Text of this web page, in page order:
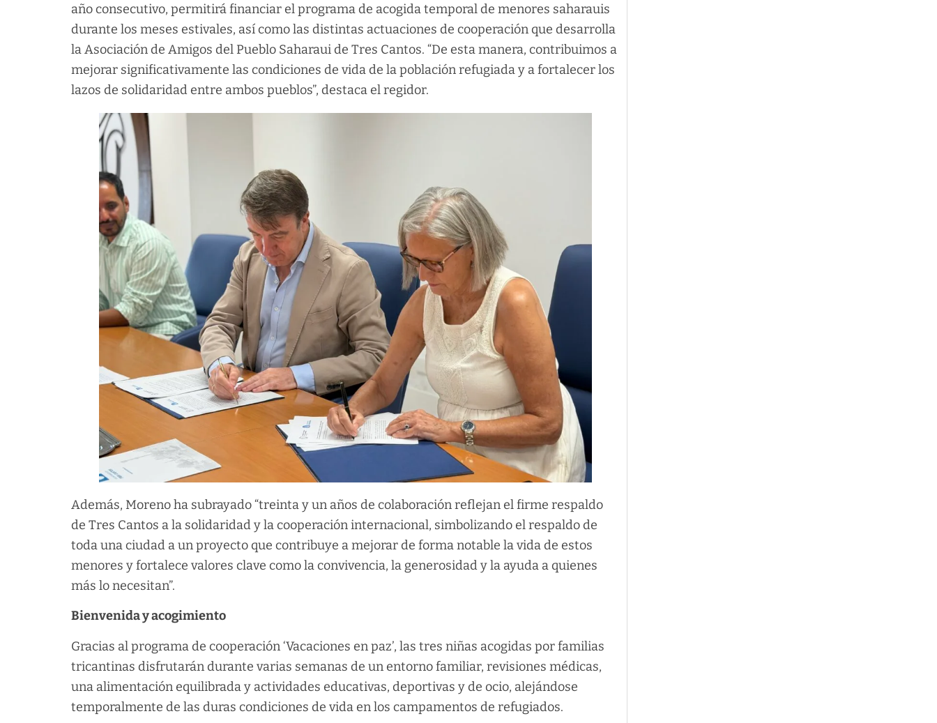
año consecutivo, permitirá financiar el programa de acogida temporal de menores saharauis
durante los meses estivales, así como las distintas actuaciones de cooperación que desarrolla
la Asociación de Amigos del Pueblo Saharaui de Tres Cantos. “De esta manera, contribuimos a
mejorar significativamente las condiciones de vida de la población refugiada y a fortalecer los
lazos de solidaridad entre ambos pueblos”, destaca el regidor.
Además, Moreno ha subrayado “treinta y un años de colaboración reflejan el firme respaldo
de Tres Cantos a la solidaridad y la cooperación internacional, simbolizando el respaldo de
toda una ciudad a un proyecto que contribuye a mejorar de forma notable la vida de estos
menores y fortalece valores clave como la convivencia, la generosidad y la ayuda a quienes
más lo necesitan”.
Bienvenida y acogimiento
Gracias al programa de cooperación ‘Vacaciones en paz’, las tres niñas acogidas por familias
tricantinas disfrutarán durante varias semanas de un entorno familiar, revisiones médicas,
una alimentación equilibrada y actividades educativas, deportivas y de ocio, alejándose
temporalmente de las duras condiciones de vida en los campamentos de refugiados.